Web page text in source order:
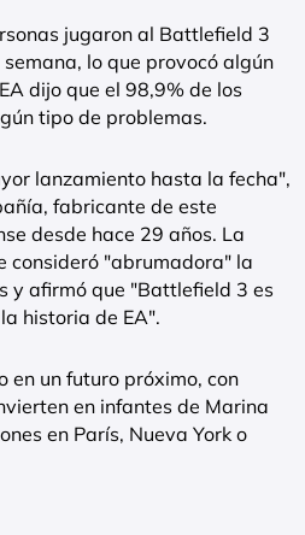
jugaron al Battlefield 3
lo que provocó algún
dijo que el 98,9% de los
tipo de problemas.
lanzamiento hasta la fecha",
fabricante de este
desde hace 29 años. La
consideró "abrumadora" la
y afirmó que "Battlefield 3 es
historia de EA".
en un futuro próximo, con
en infantes de Marina
en París, Nueva York o